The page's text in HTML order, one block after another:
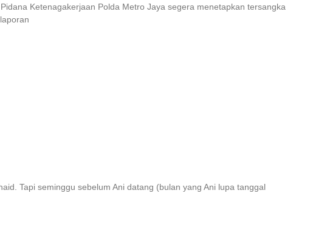
Ketenagakerjaan Polda Metro Jaya segera menetapkan tersangka
Tapi seminggu sebelum Ani datang (bulan yang Ani lupa tanggal